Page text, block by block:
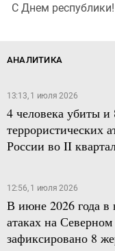
С Днем республики!
АНАЛИТИКА
13:13, 1 июля 2026
4 человека убиты
террористических
России во II
12:56, 1 июля 2026
В июне 2026 года в
атаках на
зафиксировано 8